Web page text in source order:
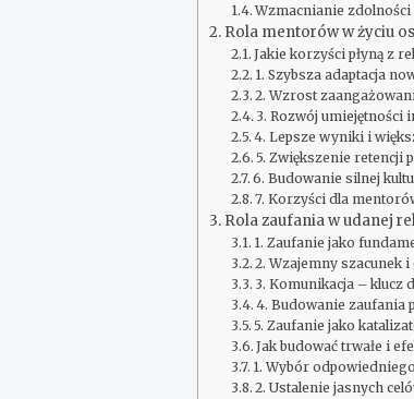
Wzmacnianie
Rola mentorów w życiu
Jakie korzyści płyną z
1. Szybsza adaptacja
2. Wzrost
3. Rozwój umiejętności
4. Lepsze wyniki i
5. Zwiększenie retencji
6. Budowanie silnej
7. Korzyści dla
Rola zaufania w udanej
1. Zaufanie jako
2. Wzajemny szacunek
3. Komunikacja – klucz
4. Budowanie zaufania
5. Zaufanie jako
Jak budować trwałe i
1. Wybór
2. Ustalenie jasnych